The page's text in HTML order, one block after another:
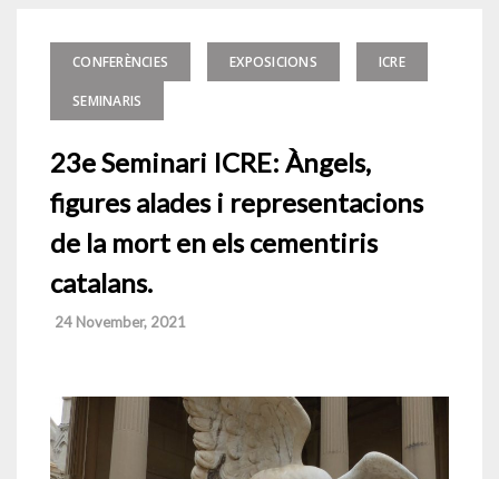
CONFERÈNCIES EXPOSICIONS ICRE
SEMINARIS
23e Seminari ICRE: Àngels,
figures alades i representacions
de la mort en els cementiris
catalans.
24 November, 2021